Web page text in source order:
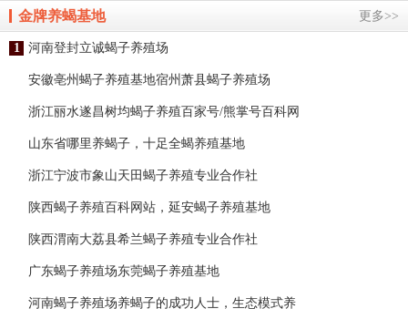
更多>>
金牌养蝎基地
1 河南登封立诚蝎子养殖场
安徽亳州蝎子养殖基地宿州萧县蝎子养殖场
浙江丽水遂昌树均蝎子养殖百家号/熊掌号百科网
山东省哪里养蝎子，十足全蝎养殖基地
浙江宁波市象山天田蝎子养殖专业合作社
陕西蝎子养殖百科网站，延安蝎子养殖基地
陕西渭南大荔县希兰蝎子养殖专业合作社
广东蝎子养殖场东莞蝎子养殖基地
河南蝎子养殖场养蝎子的成功人士，生态模式养